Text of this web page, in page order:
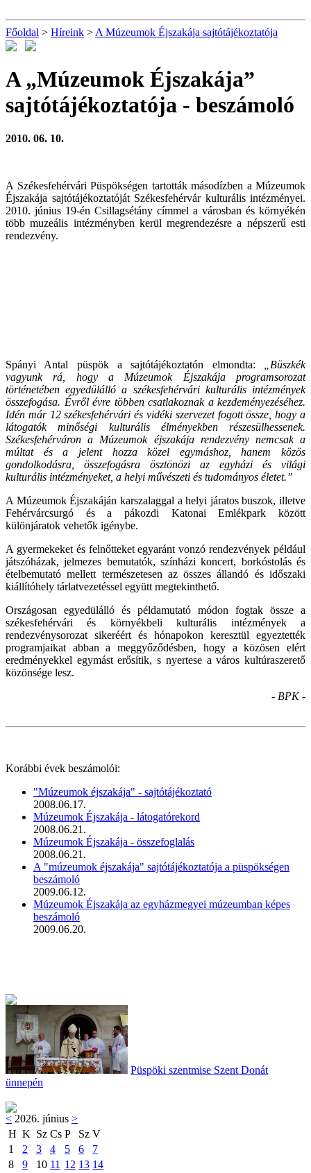
Főoldal > Híreink > A Múzeumok Éjszakája sajtótájékoztatója
A „Múzeumok Éjszakája”
sajtótájékoztatója - beszámoló
2010. 06. 10.
A Székesfehérvári Püspökségen tartották másodízben a Múzeumok
Éjszakája sajtótájékoztatóját Székesfehérvár kulturális intézményei.
2010. június 19-én Csillagsétány címmel a városban és környékén
több muzeális intézményben kerül megrendezésre a népszerű esti
rendezvény.
Spányi Antal püspök a sajtótájékoztatón elmondta:
„Büszkék
vagyunk rá, hogy a Múzeumok Éjszakája programsorozat
történetében egyedülálló a székesfehérvári kulturális intézmények
összefogása. Évről évre többen csatlakoznak a kezdeményezéséhez.
Idén már 12 székesfehérvári és vidéki szervezet fogott össze, hogy a
látogatók minőségi kulturális élményekben részesülhessenek.
Székesfehérváron a Múzeumok éjszakája rendezvény nemcsak a
múltat és a jelent hozza közel egymáshoz, hanem közös
gondolkodásra, összefogásra ösztönözi az egyházi és világi
kulturális intézményeket, a helyi művészeti és tudományos életet.”
A Múzeumok Éjszakáján karszalaggal a helyi járatos buszok, illetve
Fehérvárcsurgó és a pákozdi Katonai Emlékpark között
különjáratok vehetők igénybe.
A gyermekeket és felnőtteket egyaránt vonzó rendezvények például
játszóházak, jelmezes bemutatók, színházi koncert, borkóstolás és
ételbemutató mellett természetesen az összes állandó és időszaki
kiállítóhely tárlatvezetéssel együtt megtekinthető.
Országosan egyedülálló és példamutató módon fogtak össze a
székesfehérvári és környékbeli kulturális intézmények a
rendezvénysorozat sikeréért és hónapokon keresztül egyeztették
programjaikat abban a meggyőződésben, hogy a közösen elért
eredményekkel egymást erősítik, s nyertese a város kultúraszerető
közönsége lesz.
- BPK -
Korábbi évek beszámolói:
"Múzeumok éjszakája" - sajtótájékoztató
2008.06.17.
Múzeumok Éjszakája - látogatórekord
2008.06.21.
Múzeumok Éjszakája - összefoglalás
2008.06.21.
A "múzeumok éjszakája" sajtótájékoztatója a püspökségen
beszámoló
2009.06.12.
Múzeumok Éjszakája az egyházmegyei múzeumban képes
beszámoló
2009.06.20.
Püspöki szentmise Szent Donát
ünnepén
< 2026. június >
H K Sz Cs P Sz V
1
2 3 4 5 6
7
8
9 10 11 12 13 14